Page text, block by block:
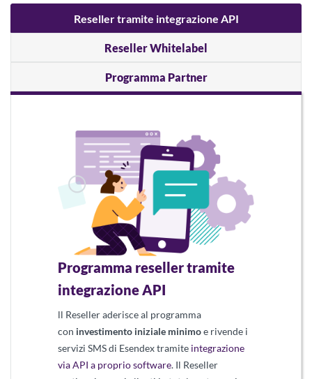
Reseller tramite integrazione API
Reseller Whitelabel
Programma Partner
Programma reseller tramite
integrazione API
ll Reseller aderisce al programma
con investimento iniziale minimoe rivende i
servizi SMS di Esendex tramite integrazione
via API a proprio software. Il Reseller